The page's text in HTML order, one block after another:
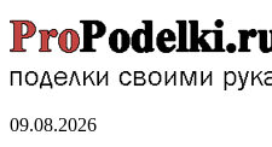
09.08.2026